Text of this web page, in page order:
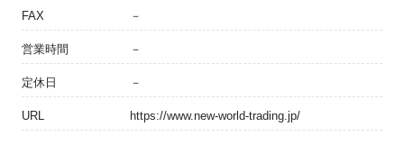
FAX －
営業時間 －
定休日 －
URL https://www.new-world-trading.jp/